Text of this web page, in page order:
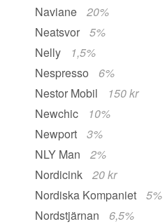
Naviane
20%
Neatsvor
5%
Nelly
1,5%
Nespresso
6%
Nestor Mobil
150 kr
Newchic
10%
Newport
3%
NLY Man
2%
Nordicink
20 kr
Nordiska Kompaniet
5%
Nordstjärnan
6,5%